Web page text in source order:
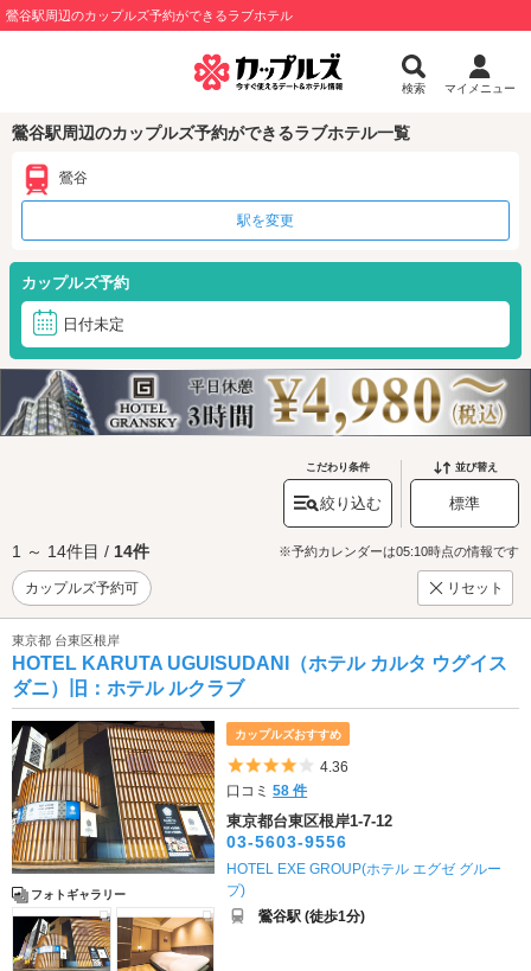
鶯谷駅周辺のカップルズ予約ができるラブホテル
検索 マイメニュー
鶯谷駅周辺のカップルズ予約ができるラブホテル一覧
鶯谷
駅を変更
カップルズ予約
日付未定
こだわり条件
絞り込む
並び替え
標準
1 ～ 14件目 / 14件 ※予約カレンダーは05:10時点の情報です
カップルズ予約可 リセット
東京都 台東区根岸
HOTEL KARUTA UGUISUDANI（ホテル カルタ ウグイス
ダニ）旧：ホテル ルクラブ
フォトギャラリー
カップルズおすすめ
5つ星のうち4
4.36
口コミ58 件
東京都台東区根岸1-7-12
03-5603-9556
HOTEL EXE GROUP(ホテル エグゼ グルー
プ)
鶯谷駅 (徒歩1分)